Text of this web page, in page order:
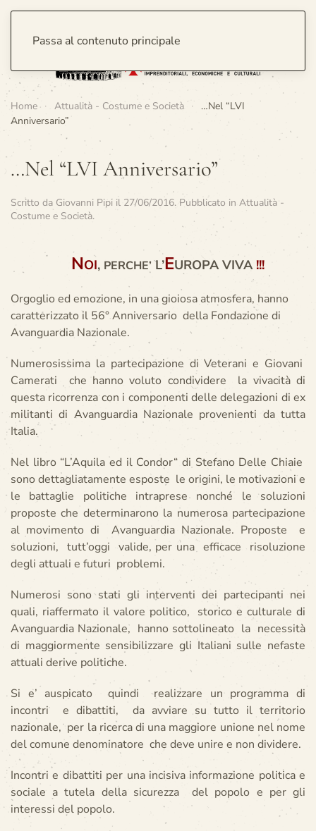
Passa al contenuto principale
Home Attualità - Costume e Società
…Nel “LVI
Anniversario”
…Nel “LVI Anniversario”
Scritto da Giovanni Pipi il 27/06/2016. Pubblicato in Attualità -
Costume e Società.
NOI, PERCHE’L’EUROPA VIVA !!!
Orgoglio ed emozione, in una gioiosa atmosfera, hanno
caratterizzato il 56° Anniversario della Fondazione di
Avanguardia Nazionale.
Numerosissima la partecipazione di Veterani e Giovani
Camerati che hanno voluto condividere la vivacità di
questa ricorrenza con i componenti delle delegazioni di ex
militanti di Avanguardia Nazionale provenienti da tutta
Italia.
Nel libro “L’Aquila ed il Condor“ di Stefano Delle Chiaie
sono dettagliatamente esposte le origini, le motivazioni e
le battaglie politiche intraprese nonché le soluzioni
proposte che determinarono la numerosa partecipazione
al movimento di Avanguardia Nazionale. Proposte e
soluzioni, tutt’oggi valide, per una efficace risoluzione
degli attuali e futuri problemi.
Numerosi sono stati gli interventi dei partecipanti nei
quali, riaffermato il valore politico, storico e culturale di
Avanguardia Nazionale, hanno sottolineato la necessità
di maggiormente sensibilizzare gli Italiani sulle nefaste
attuali derive politiche.
Si e’ auspicato quindi realizzare un programma di
incontri e dibattiti, da avviare su tutto il territorio
nazionale, per la ricerca di una maggiore unione nel nome
del comune denominatore che deve unire e non dividere.
Incontri e dibattiti per una incisiva informazione politica e
sociale a tutela della sicurezza del popolo e per gli
interessi del popolo.